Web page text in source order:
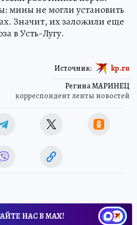
мины не могли установить
Значит, их заложили еще
в Усть-Лугу.
Регина МАРИНЕЦ
корреспондент ленты новостей
Источник: kp.ru
НАС В МАХ!